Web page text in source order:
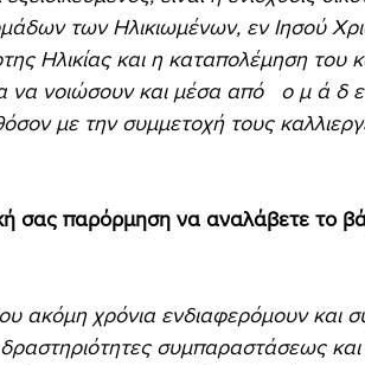
των Ηλικιωμένων, εν Ιησού
Ηλικίας και η καταπολέμηση του
να νοιώσουν και μέσα από   ο μ ά δ
με την συμμετοχή τους
σας παρόρμηση να αναλάβετε το
ακόμη χρόνια ενδιαφερόμουν και
συμπαραστάσεως